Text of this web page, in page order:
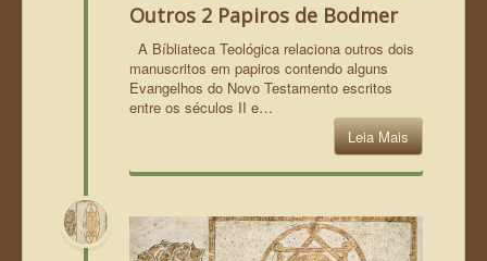
Outros 2 Papiros de Bodmer
A Bíbliateca Teológica relaciona outros dois
manuscritos em papiros contendo alguns
Evangelhos do Novo Testamento escritos
entre os séculos II e…
Leia Mais